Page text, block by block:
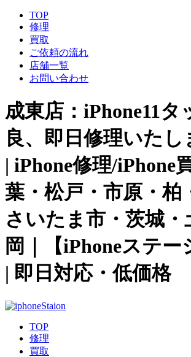
TOP
修理
買取
ご依頼の流れ
店舗一覧
お問い合わせ
成東店：iPhone11タ
良、即日修理いたし
| iPhone修理/iPhone
葉・松戸・市原・柏
さいたま市・茨城・
岡｜【iPhoneステー
| 即日対応・低価格
TOP
修理
買取